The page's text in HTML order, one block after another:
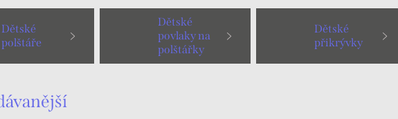
Dětské
polštáře
Dětské
povlaky na
polštářky
Dětské
přikrývky